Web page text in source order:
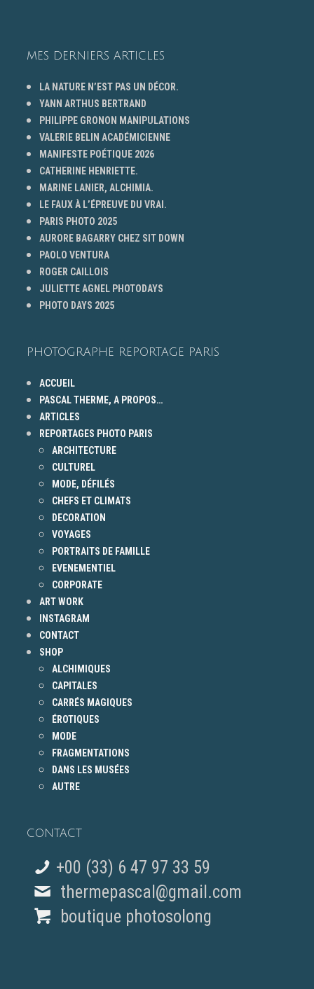
MES DERNIERS ARTICLES
LA NATURE N’EST PAS UN DÉCOR.
YANN ARTHUS BERTRAND
PHILIPPE GRONON MANIPULATIONS
VALERIE BELIN ACADÉMICIENNE
MANIFESTE POÉTIQUE 2026
CATHERINE HENRIETTE.
MARINE LANIER, ALCHIMIA.
LE FAUX À L’ÉPREUVE DU VRAI.
PARIS PHOTO 2025
AURORE BAGARRY CHEZ SIT DOWN
PAOLO VENTURA
ROGER CAILLOIS
JULIETTE AGNEL PHOTODAYS
PHOTO DAYS 2025
PHOTOGRAPHE REPORTAGE PARIS
ACCUEIL
PASCAL THERME, A PROPOS…
ARTICLES
REPORTAGES PHOTO PARIS
ARCHITECTURE
CULTUREL
MODE, DÉFILÉS
CHEFS ET CLIMATS
DECORATION
VOYAGES
PORTRAITS DE FAMILLE
EVENEMENTIEL
CORPORATE
ART WORK
INSTAGRAM
CONTACT
SHOP
ALCHIMIQUES
CAPITALES
CARRÉS MAGIQUES
ÉROTIQUES
MODE
FRAGMENTATIONS
DANS LES MUSÉES
AUTRE
CONTACT
+00 (33) 6 47 97 33 59
thermepascal@gmail.com
boutique photosolong